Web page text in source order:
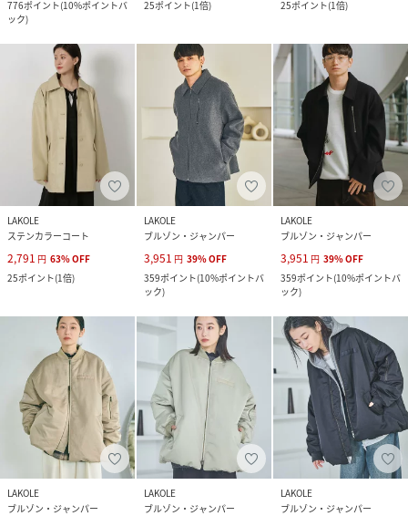
776ポイント(10%ポイントバ
ック)
25ポイント(1倍)
25ポイント(1倍)
LAKOLE
ステンカラーコート
2,791 円 63%OFF
25ポイント(1倍)
LAKOLE
ブルゾン・ジャンパー
3,951 円 39%OFF
359ポイント(10%ポイントバ
ック)
LAKOLE
ブルゾン・ジャンパー
3,951 円 39%OFF
359ポイント(10%ポイントバ
ック)
LAKOLE
ブルゾン・ジャンパー
LAKOLE
ブルゾン・ジャンパー
LAKOLE
ブルゾン・ジャンパー